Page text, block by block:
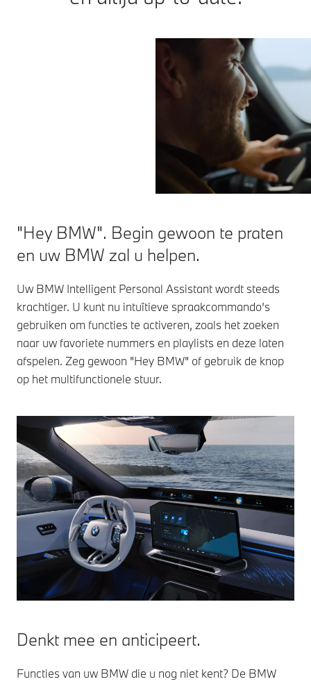
"Hey BMW". Begin gewoon te praten
en uw BMW zal u helpen.
Uw BMW Intelligent Personal Assistant wordt steeds
krachtiger. U kunt nu intuïtieve spraakcommando’s
gebruiken om functies te activeren, zoals het zoeken
naar uw favoriete nummers en playlists en deze laten
afspelen. Zeg gewoon "Hey BMW" of gebruik de knop
op het multifunctionele stuur.
Denkt mee en anticipeert.
Functies van uw BMW die u nog niet kent? De BMW